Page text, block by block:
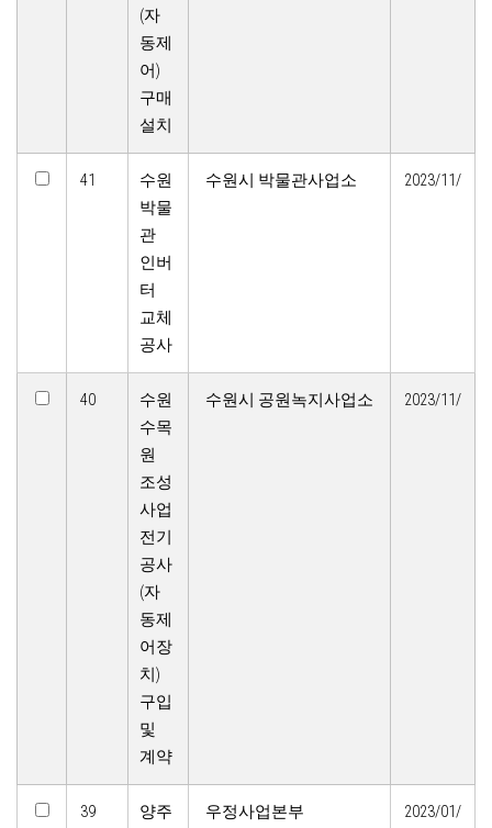
(자
동제
어)
구매
설치
41
수원
박물
관
인버
터
교체
공사
수원시 박물관사업소 2023/11/
40
수원
수목
원
조성
사업
전기
공사
(자
동제
어장
치)
구입
및
계약
수원시 공원녹지사업소 2023/11/
39
양주
우정사업본부 2023/01/